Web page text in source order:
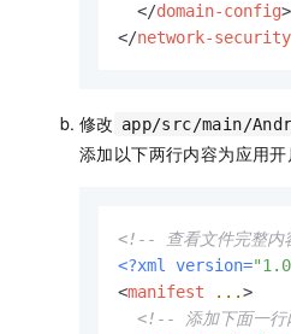
</domain-config>
</network-
修改 app/src/main/
添加以下两行内容为应用开
<!-- 查看文件完整
<?xml version=
<manifest ...>
<!-- 添加下面一行